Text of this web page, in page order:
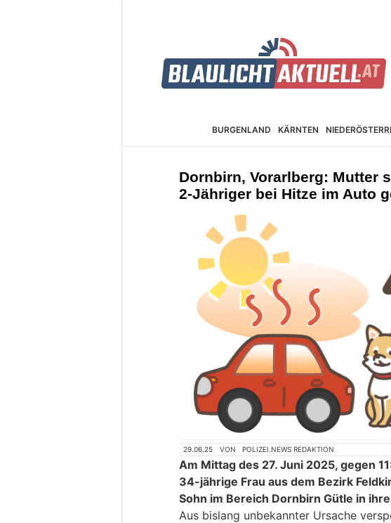
BURGEN­LAND KÄRNTEN
Dornbirn, Vorarlberg: Mutter
2-Jähriger bei Hitze im Auto
29.06.25 VON POLIZEI.NEWS REDAKTION
Am Mittag des 27. Juni 2025, gegen
34-jährige Frau aus dem Bezirk
Sohn im Bereich Dornbirn Gütle in
Aus bislang unbekannter Ursache